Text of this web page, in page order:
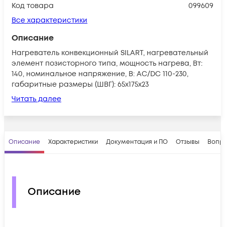
Код товара
099609
Все характеристики
Описание
Нагреватель конвекционный SILART, нагревательный
элемент позисторного типа, мощность нагрева, Вт:
140, номинальное напряжение, В: AC/DC 110-230,
габаритные размеры (ШВГ): 65x175x23
Читать далее
Описание Характеристики Документация и ПО Отзывы
Описание